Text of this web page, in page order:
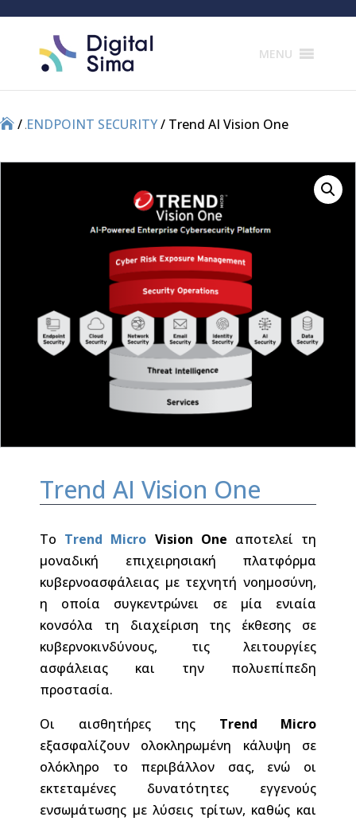
MENU
//ENDPOINT SECURITY/ Trend AI Vision One
Trend AI Vision One
Το Trend Micro Vision One αποτελεί τη
μοναδική επιχειρησιακή πλατφόρμα
κυβερνοασφάλειας με τεχνητή νοημοσύνη,
η οποία συγκεντρώνει σε μία ενιαία
κονσόλα τη διαχείριση της έκθεσης σε
κυβερνοκινδύνους, τις λειτουργίες
ασφάλειας και την πολυεπίπεδη
προστασία.
Οι αισθητήρες της Trend Micro
εξασφαλίζουν ολοκληρωμένη κάλυψη σε
ολόκληρο το περιβάλλον σας, ενώ οι
εκτεταμένες δυνατότητες εγγενούς
ενσωμάτωσης με λύσεις τρίτων, καθώς και